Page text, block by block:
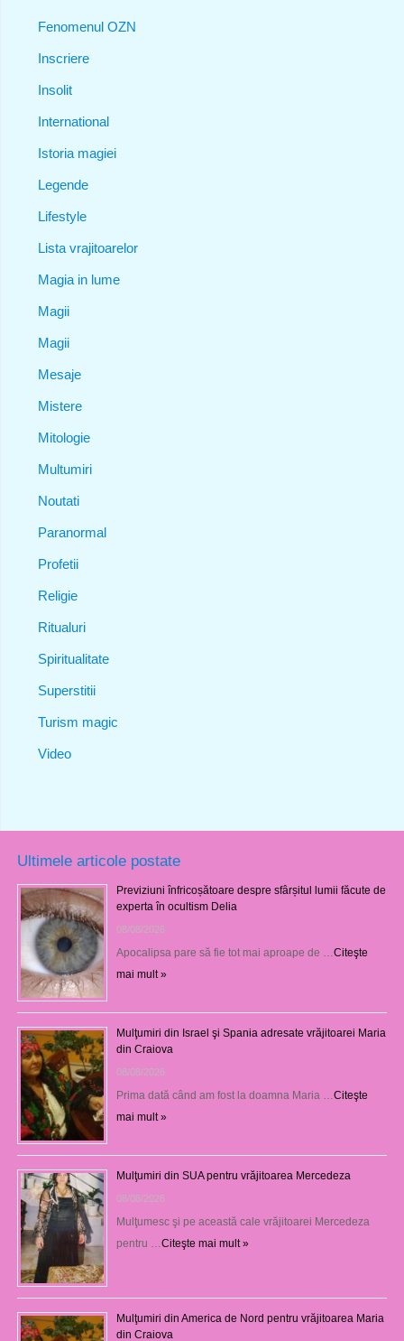
Fenomenul OZN
Inscriere
Insolit
International
Istoria magiei
Legende
Lifestyle
Lista vrajitoarelor
Magia in lume
Magii
Magii
Mesaje
Mistere
Mitologie
Multumiri
Noutati
Paranormal
Profetii
Religie
Ritualuri
Spiritualitate
Superstitii
Turism magic
Video
Ultimele articole postate
Previziuni înfricoșătoare despre sfârșitul lumii făcute de
experta în ocultism Delia
08/08/2026
Apocalipsa pare să fie tot mai aproape de … Citeşte
mai mult »
Mulţumiri din Israel şi Spania adresate vrăjitoarei Maria
din Craiova
08/08/2026
Prima dată când am fost la doamna Maria … Citeşte
mai mult »
Mulţumiri din SUA pentru vrăjitoarea Mercedeza
08/08/2026
Mulţumesc şi pe această cale vrăjitoarei Mercedeza
pentru … Citeşte mai mult »
Mulţumiri din America de Nord pentru vrăjitoarea Maria
din Craiova